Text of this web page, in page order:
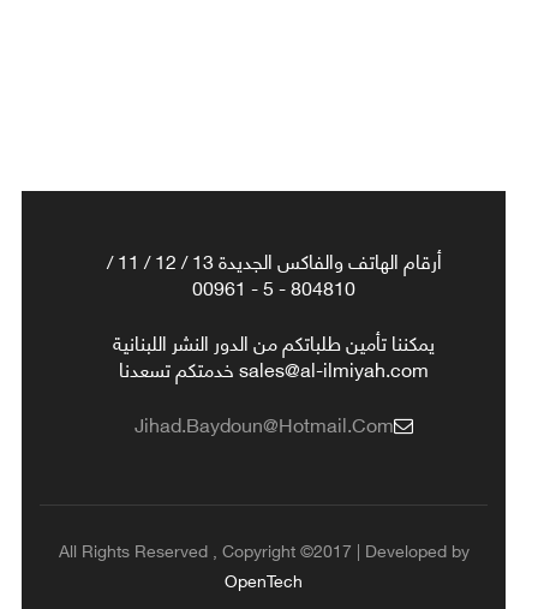
أرقام الهاتف والفاكس الجديدة 13 / 12 / 11 /
804810 - 5 - 00961
يمكننا تأمين طلباتكم من الدور النشر اللبنانية
sales@al-ilmiyah.com خدمتكم تسعدنا
Jihad.baydoun@hotmail.com
All Rights Reserved , Copyright ©2017 | Developed by
OpenTech